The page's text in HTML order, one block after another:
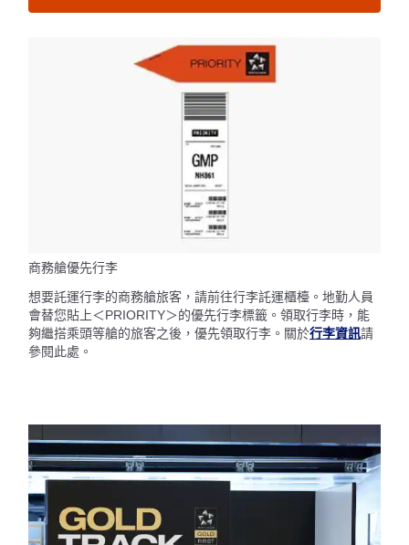
商務艙優先行李
想要託運行李的商務艙旅客，請前往行李託運櫃檯。地勤人員
會替您貼上＜PRIORITY＞的優先行李標籤。領取行李時，能
夠繼搭乘頭等艙的旅客之後，優先領取行李。關於行李資訊請
參閱此處。